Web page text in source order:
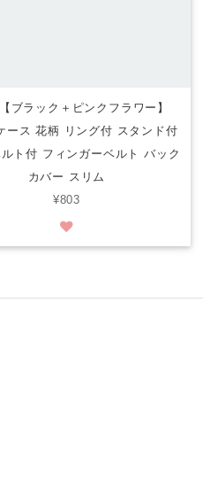
ブラック＋ピンクフラワー】
ース 花柄 リング付 スタンド付
ト付 フィンガーベルト バック
カバー スリム
¥803